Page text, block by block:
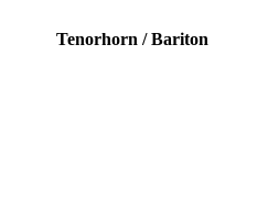
Tenorhorn / Bariton